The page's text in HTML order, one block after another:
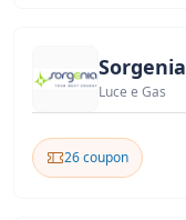
Sorgenia
Luce e Gas
26 coupon